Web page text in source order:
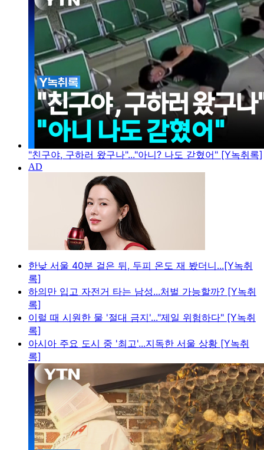
"친구야, 구하러 왔구나"..."아니? 나도 갇혔어" [Y녹취록]
한낮 서울 40분 걸은 뒤, 두피 온도 재 봤더니...[Y녹취
록]
하의만 입고 자전거 타는 남성...처벌 가능할까? [Y녹취
록]
이럴 때 시원한 물 '절대 금지'..."제일 위험하다" [Y녹취
록]
아시아 주요 도시 중 '최고'...지독한 서울 상황 [Y녹취
록]